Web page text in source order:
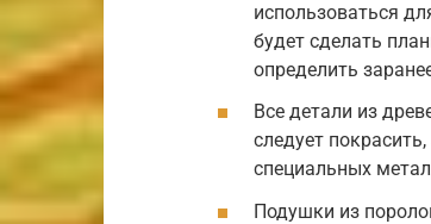
использоваться
будет сделать
определить
Все детали из
следует
специальных
Подушки из